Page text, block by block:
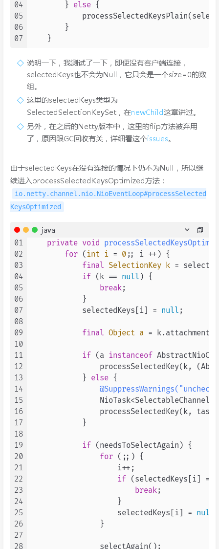
04
05
06
07
        }
else {
        }
说明一下，我测试了一下，即便没有客户端连接，
selectedKeys也不会为Null，它只会是一个size=0的数
组。
这里的selectedKeys类型为
SelectedSelectionKeySet，在newChild这章讲过。
另外，在之后的Netty版本中，这里的flip方法被弃用
了，原因跟GC回收有关，详细看这个issues。
由于selectedKeys在没有连接的情况下仍不为Null，所以继
续进入processSelectedKeysOptimized方法：
io.netty.channel.nio.NioEventLoop#processSelected
KeysOptimized
java
01
02
03
04
05
06
07
08
09
10
11
12
13
14
15
16
17
18
19
20
21
22
23
24
25
26
27
28
private void
for ( int i = 0 ;; i ++) {
final SelectionKey k =
if (k == null ) {
break;
            }
            selectedKeys[i] =
null ;
final Object a =
if (a instanceof
processSelectedKey(k,
            }
else {
processSelectedKey(k,
            }
if (needsToSelectAgain) {
for (;;) {
                    i++;
if (selectedKeys[i] ==
break;
                    }
                    selectedKeys[i] =
null
                }
                selectAgain();